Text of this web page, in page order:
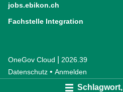
jobs.ebikon.ch
Fachstelle Integration
OneGov Cloud (External Link)
2026.39
Datenschutz (External Link)
Anmelden